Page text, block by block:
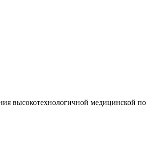
высокотехнологичной